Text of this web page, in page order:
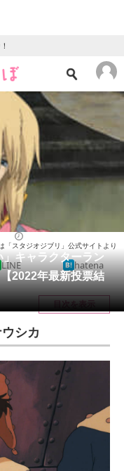
キャラクターラン
2022年最新投票結
「スタジオジブリ」公式サイトより
LINE hatena
目次を表示
シカ